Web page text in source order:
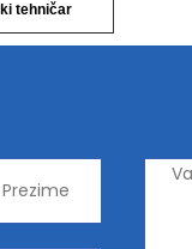
tehničar